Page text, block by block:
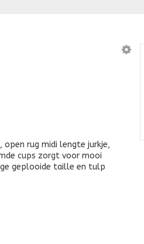
open rug midi lengte jurkje,
cups zorgt voor mooi
geplooide taille en tulp